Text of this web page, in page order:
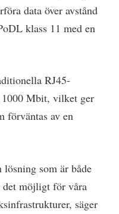
data över avstånd
klass 11 med en
RJ45-
Mbit, vilket ger
förväntas av en
som är både
möjligt för våra
säger